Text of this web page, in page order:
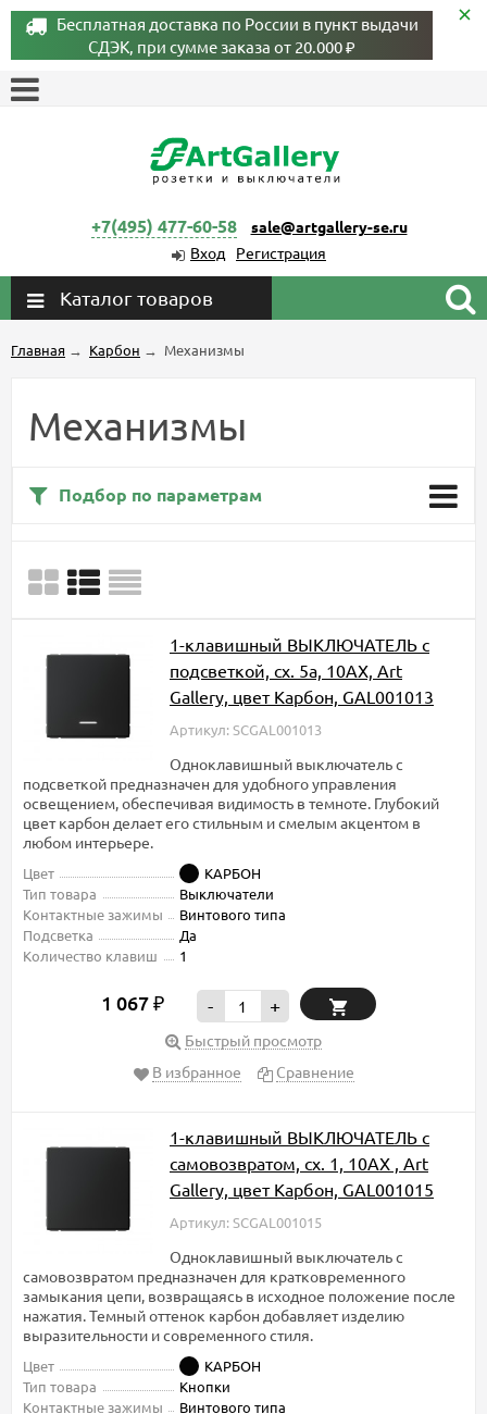
Бесплатная доставка по России в пункт выдачи
СДЭК, при сумме заказа от 20.000 ₽
+7(495) 477-60-58
sale@artgallery-se.ru
Вход
Регистрация
Каталог товаров
Главная → Карбон → Механизмы
Механизмы
Подбор по параметрам
1-клавишный ВЫКЛЮЧАТЕЛЬ с
подсветкой, сх. 5а, 10АХ, Art
Gallery, цвет Карбон, GAL001013
Артикул: SCGAL001013
Одноклавишный выключатель с
подсветкой предназначен для удобного управления
освещением, обеспечивая видимость в темноте. Глубокий
цвет карбон делает его стильным и смелым акцентом в
любом интерьере.
Цвет
КАРБОН
Тип товара
Выключатели
Контактные зажимы
Винтового типа
Подсветка
Да
Количество клавиш
1
1 067 ₽ - +
Быстрый просмотр
В избранное
Сравнение
1-клавишный ВЫКЛЮЧАТЕЛЬ с
самовозвратом, сх. 1, 10АХ , Art
Gallery, цвет Карбон, GAL001015
Артикул: SCGAL001015
Одноклавишный выключатель с
самовозвратом предназначен для кратковременного
замыкания цепи, возвращаясь в исходное положение после
нажатия. Темный оттенок карбон добавляет изделию
выразительности и современного стиля.
Цвет
КАРБОН
Тип товара
Кнопки
Контактные зажимы
Винтового типа